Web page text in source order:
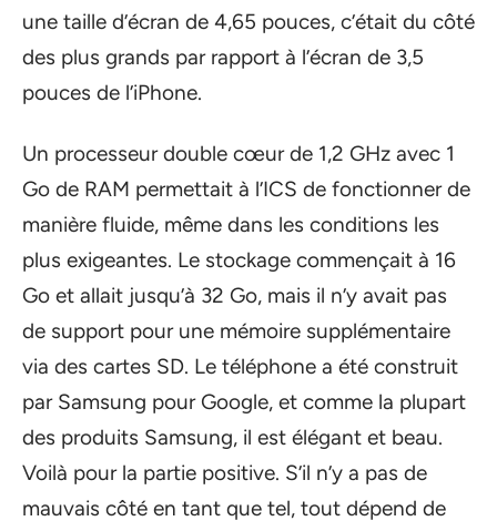
une taille d’écran de 4,65 pouces, c’était du côté
des plus grands par rapport à l’écran de 3,5
pouces de l’iPhone.
Un processeur double cœur de 1,2 GHz avec 1
Go de RAM permettait à l’ICS de fonctionner de
manière fluide, même dans les conditions les
plus exigeantes. Le stockage commençait à 16
Go et allait jusqu’à 32 Go, mais il n’y avait pas
de support pour une mémoire supplémentaire
via des cartes SD. Le téléphone a été construit
par Samsung pour Google, et comme la plupart
des produits Samsung, il est élégant et beau.
Voilà pour la partie positive. S’il n’y a pas de
mauvais côté en tant que tel, tout dépend de